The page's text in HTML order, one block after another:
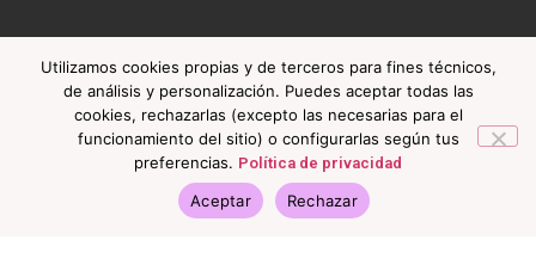
Utilizamos cookies propias y de terceros para fines técnicos,
de análisis y personalización. Puedes aceptar todas las
cookies, rechazarlas (excepto las necesarias para el
funcionamiento del sitio) o configurarlas según tus
preferencias. Política de privacidad
Aceptar Rechazar